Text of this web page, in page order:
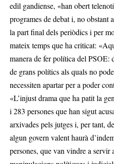
edil gandiense, «han obert
programes de debat i, no obstant
la part final dels periòdics i per
mateix temps que ha criticat:
manera de fer política del PSOE:
de grans polítics als quals no
necessiten apartar per a poder
«L’injust drama que ha patit la
i 283 persones que han sigut
arxivades pels jutges i, per tant,
algun govern valent haurà
persones, que van vindre a servir